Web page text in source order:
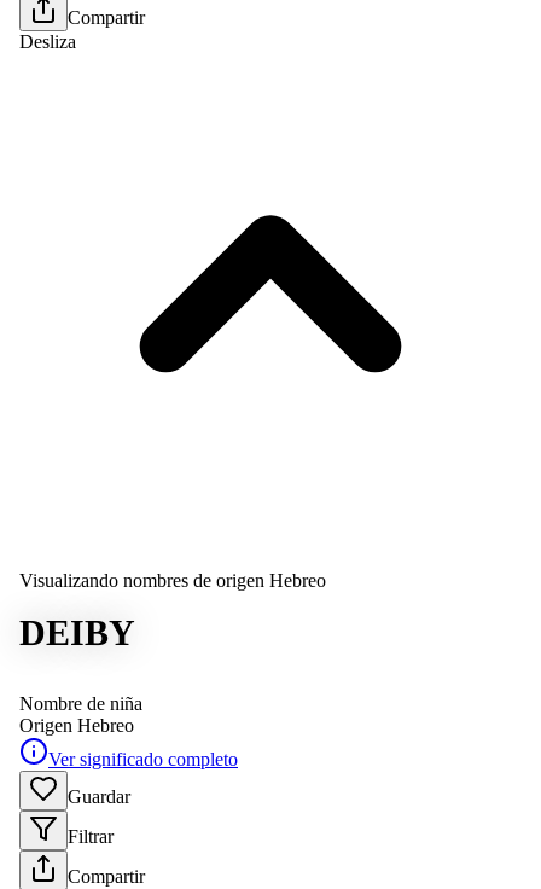
Compartir
Desliza
Visualizando nombres de origen Hebreo
DEIBY
Nombre de niña
Origen Hebreo
Ver significado completo
Guardar
Filtrar
Compartir